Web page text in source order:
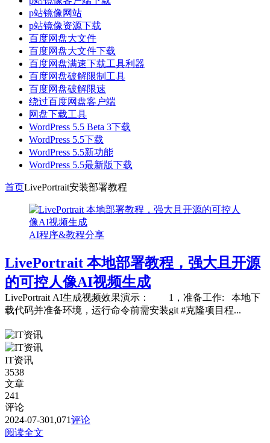
p站镜像网站
p站镜像资源下载
百度网盘大文件
百度网盘大文件下载
百度网盘满速下载工具利器
百度网盘破解限制工具
百度网盘破解限速
绕过百度网盘客户端
网盘下载工具
WordPress 5.5 Beta 3下载
WordPress 5.5下载
WordPress 5.5新功能
WordPress 5.5最新版下载
首页LivePortrait安装部署教程
AI程序&教程分享
LivePortrait 本地部署教程，强大且开源
的可控人像AI视频生成
LivePortrait AI生成视频效果演示： 1，准备工作: 本地下
载代码并准备环境，运行命令前需安装git #克隆项目程...
IT资讯
3538
文章
241
评论
2024-07-301,071评论
阅读全文